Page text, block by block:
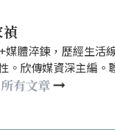
禎
媒體淬鍊，歷經生活
。欣傳媒資深主編。
有文章